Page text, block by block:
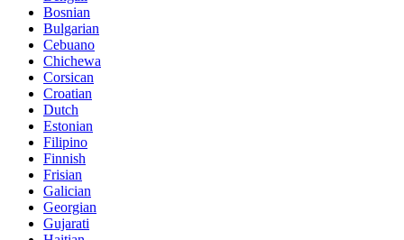
Bosnian
Bulgarian
Cebuano
Chichewa
Corsican
Croatian
Dutch
Estonian
Filipino
Finnish
Frisian
Galician
Georgian
Gujarati